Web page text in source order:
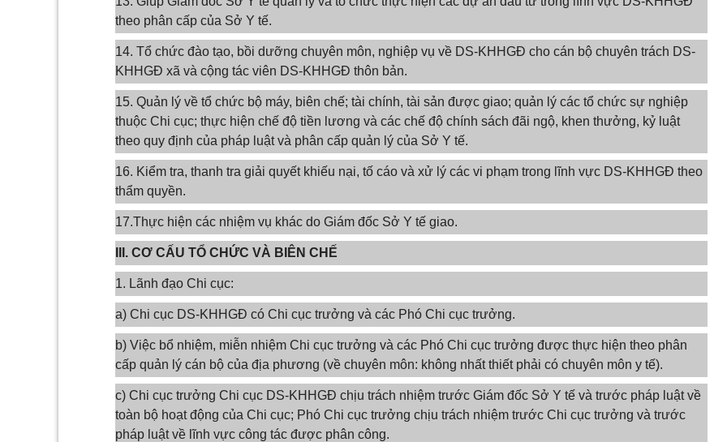
theo phân cấp của Sở Y tế.
14. Tổ chức đào tạo, bồi dưỡng chuyên môn, nghiệp vụ về DS-KHHGĐ cho cán bộ chuyên trách DS-
KHHGĐ xã và cộng tác viên DS-KHHGĐ thôn bản.
15. Quản lý về tổ chức bộ máy, biên chế; tài chính, tài sản được giao; quản lý các tổ chức sự nghiệp
thuộc Chi cục; thực hiện chế độ tiền lương và các chế độ chính sách đãi ngộ, khen thưởng, kỷ luật
theo quy định của pháp luật và phân cấp quản lý của Sở Y tế.
16. Kiểm tra, thanh tra giải quyết khiếu nại, tố cáo và xử lý các vi phạm trong lĩnh vực DS-KHHGĐ theo
thẩm quyền.
17.Thực hiện các nhiệm vụ khác do Giám đốc Sở Y tế giao.
III. CƠ CẤU TỔ CHỨC VÀ BIÊN CHẾ
1. Lãnh đạo Chi cục:
a) Chi cục DS-KHHGĐ có Chi cục trưởng và các Phó Chi cục trưởng.
b) Việc bổ nhiệm, miễn nhiệm Chi cục trưởng và các Phó Chi cục trưởng được thực hiện theo phân
cấp quản lý cán bộ của địa phương (về chuyên môn: không nhất thiết phải có chuyên môn y tế).
c) Chi cục trưởng Chi cục DS-KHHGĐ chịu trách nhiệm trước Giám đốc Sở Y tế và trước pháp luật về
toàn bộ hoạt động của Chi cục; Phó Chi cục trưởng chịu trách nhiệm trước Chi cục trưởng và trước
pháp luật về lĩnh vực công tác được phân công.